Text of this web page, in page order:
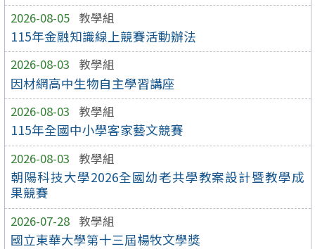
2026-08-05 教學組
115年金融知識線上競賽活動辦法
2026-08-03 教學組
因材網高中生物自主學習講座
2026-08-03 教學組
115年全國中小學客家藝文競賽
2026-08-03 教學組
朝陽科技大學2026全國幼老共學教案設計暨教學成
果競賽
2026-07-28 教學組
國立東華大學第十三屆楊牧文學獎